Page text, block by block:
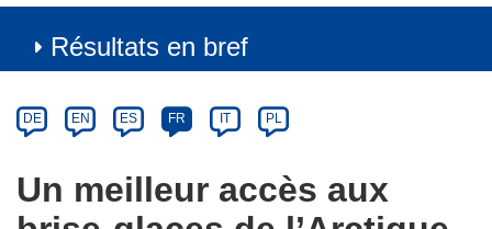
Résultats en bref
Category
Article
available
the
following
DE EN ES FR IT PL
Un meilleur accès aux